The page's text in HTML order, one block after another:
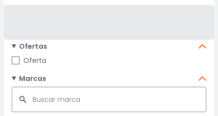
Ofertas
Oferta
Marcas